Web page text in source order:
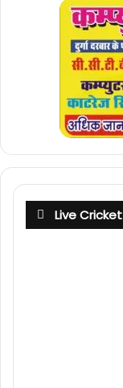
Live Cricket